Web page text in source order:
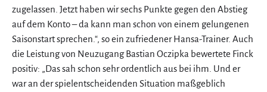
zugelassen. Jetzt haben wir sechs Punkte gegen den Abstieg
auf dem Konto – da kann man schon von einem gelungenen
Saisonstart sprechen.“, so ein zufriedener Hansa-Trainer. Auch
die Leistung von Neuzugang Bastian Oczipka bewertete Finck
positiv: „Das sah schon sehr ordentlich aus bei ihm. Und er
war an der spielentscheidenden Situation maßgeblich